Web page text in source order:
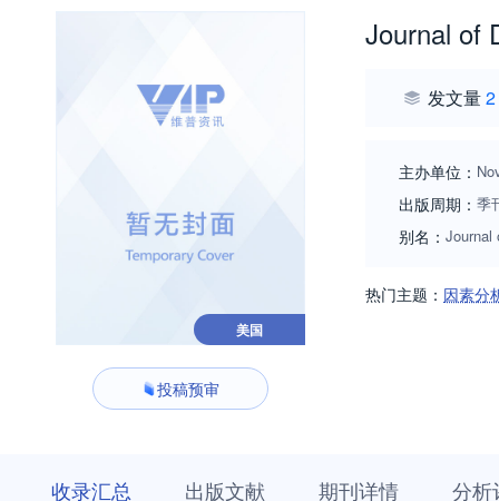
美国
投稿预审
Journal of
发文量2
主办单位：
出版周期： 季
别名： Journal
热门主题： 因素分
收录汇总 出版文献 期刊详情 分析